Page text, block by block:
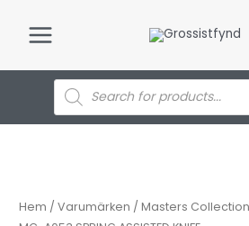
Main
MenuProducts
search
Hem /Varumärken /Masters Collection